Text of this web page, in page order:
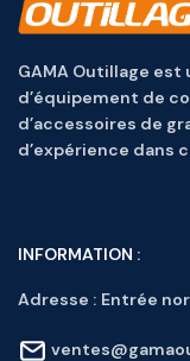
GAMA Outillage
d’équipement de
d’accessoires de
d’expérience dans
INFORMATION :
Adresse : Entrée